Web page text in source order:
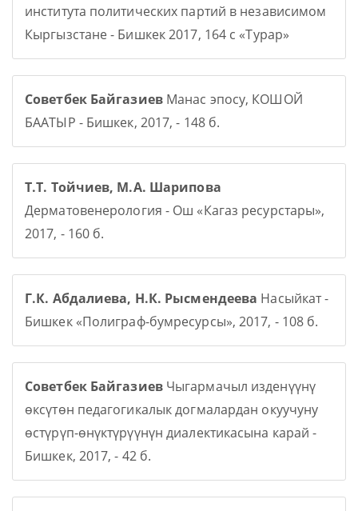
института политических партий в независимом
Кыргызстане - Бишкек 2017, 164 с «Турар»
Советбек БайгазиевМанас эпосу, КОШОЙ
БААТЫР - Бишкек, 2017, - 148 б.
Т.Т. Тойчиев, М.А. Шарипова
Дерматовенерология - Ош «Кагаз ресурстары»,
2017, - 160 б.
Г.К. Абдалиева, Н.К. Рысмендеева Насыйкат -
Бишкек «Полиграф-бумресурсы», 2017, - 108 б.
Советбек БайгазиевЧыгармачыл изденүүнү
өксүтөн педагогикалык догмалардан окуучуну
өстүрүп-өнүктүрүүнүн диалектикасына карай -
Бишкек, 2017, - 42 б.